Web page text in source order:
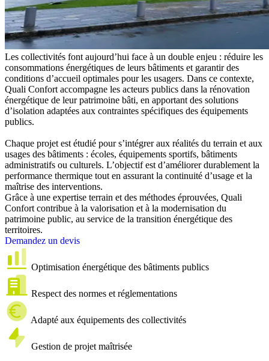
Les collectivités font aujourd’hui face à un double enjeu : réduire les
consommations énergétiques de leurs bâtiments et garantir des
conditions d’accueil optimales pour les usagers. Dans ce contexte,
Quali Confort accompagne les acteurs publics dans la rénovation
énergétique de leur patrimoine bâti, en apportant des solutions
d’isolation adaptées aux contraintes spécifiques des équipements
publics.
Chaque projet est étudié pour s’intégrer aux réalités du terrain et aux
usages des bâtiments : écoles, équipements sportifs, bâtiments
administratifs ou culturels. L’objectif est d’améliorer durablement la
performance thermique tout en assurant la continuité d’usage et la
maîtrise des interventions.
Grâce à une expertise terrain et des méthodes éprouvées, Quali
Confort contribue à la valorisation et à la modernisation du
patrimoine public, au service de la transition énergétique des
territoires.
Demandez un devis
Optimisation énergétique des bâtiments publics
Respect des normes et réglementations
Adapté aux équipements des collectivités
Gestion de projet maîtrisée